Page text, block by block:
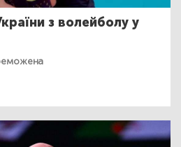
з волейболу у